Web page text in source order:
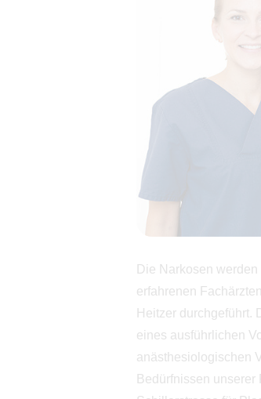
Die Narkosen
erfahrenen
Heitzer durchgeführt.
eines ausführlichen
anästhesiologischen
Bedürfnissen